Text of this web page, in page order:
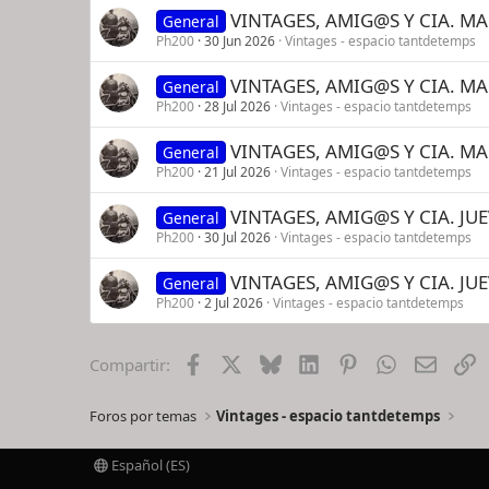
General VINTAGES, AMIG@S Y CIA.
Ph200 30 Jun 2026 Vintages - espacio tantdetemps
General VINTAGES, AMIG@S Y CIA.
Ph200 28 Jul 2026 Vintages - espacio tantdetemps
General VINTAGES, AMIG@S Y CIA.
Ph200 21 Jul 2026 Vintages - espacio tantdetemps
General VINTAGES, AMIG@S Y CIA.
Ph200 30 Jul 2026 Vintages - espacio tantdetemps
General VINTAGES, AMIG@S Y CIA.
Ph200 2 Jul 2026 Vintages - espacio tantdetemps
Compartir: Facebook BlueskyLinkedInPinterestWhatsApp
Email
Foros por temas Vintages - espacio tantdetemps
Español (ES)